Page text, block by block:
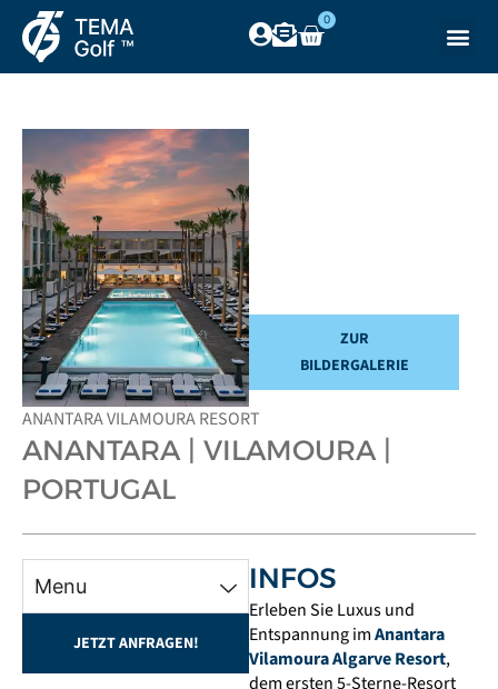
0
ZUR
BILDERGALERIE
ANANTARA VILAMOURA RESORT
ANANTARA | VILAMOURA |
PORTUGAL
Menu
JETZT ANFRAGEN!
INFOS
Erleben Sie Luxus und
Entspannung imAnantara
Vilamoura Algarve Resort,
dem ersten 5-Sterne-Resort